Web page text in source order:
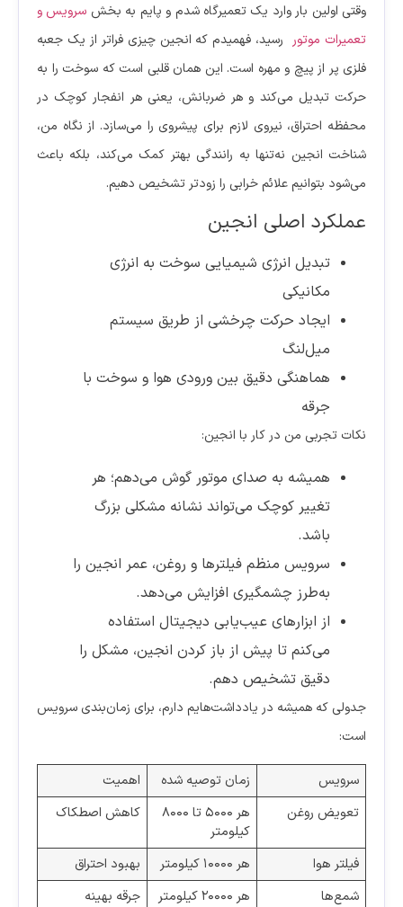
وقتی اولین بار وارد یک تعمیرگاه شدم و پایم به بخش سرویس و
تعمیرات موتور رسید، فهمیدم که انجین چیزی فراتر از یک جعبه
فلزی پر از پیچ و مهره است. این همان قلبی است که سوخت را به
حرکت تبدیل می‌کند و هر ضربانش، یعنی هر انفجار کوچک در
محفظه احتراق، نیروی لازم برای پیشروی را می‌سازد. از نگاه من،
شناخت انجین نه‌تنها به رانندگی بهتر کمک می‌کند، بلکه باعث
می‌شود بتوانیم علائم خرابی را زودتر تشخیص دهیم.
عملکرد اصلی انجین
تبدیل انرژی شیمیایی سوخت به انرژی
مکانیکی
ایجاد حرکت چرخشی از طریق سیستم
میل‌لنگ
هماهنگی دقیق بین ورودی هوا و سوخت با
جرقه
نکات تجربی من در کار با انجین:
همیشه به صدای موتور گوش می‌دهم؛ هر
تغییر کوچک می‌تواند نشانه مشکلی بزرگ
باشد.
سرویس منظم فیلترها و روغن، عمر انجین را
به‌طرز چشمگیری افزایش می‌دهد.
از ابزارهای عیب‌یابی دیجیتال استفاده
می‌کنم تا پیش از باز کردن انجین، مشکل را
دقیق تشخیص دهم.
جدولی که همیشه در یادداشت‌هایم دارم، برای زمان‌بندی سرویس
است:
سرویس زمان توصیه شده
اهمیت
تعویض روغن
هر ۵۰۰۰ تا ۸۰۰۰
کیلومتر
کاهش اصطکاک
فیلتر هوا هر ۱۰۰۰۰ کیلومتر
بهبود احتراق
شمع‌ها
هر ۲۰۰۰۰ کیلومتر جرقه بهینه